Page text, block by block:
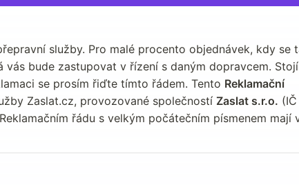
služby. Pro malé procento objednávek, kdy se
vás bude zastupovat v řízení s daným dopravcem.
se prosím řiďte tímto řádem. Tento Reklamační
Zaslat.cz, provozované společností Zaslat s.r.o. (IČ
řádu s velkým počátečním písmenem mají